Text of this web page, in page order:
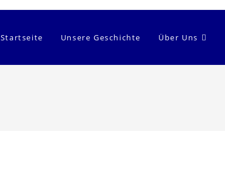
Startseite Unsere Geschichte Über Uns